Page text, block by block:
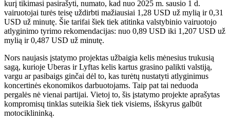
kurį tikimasi pasirašyti, numato, kad nuo 2025 m. sausio 1 d.
vairuotojai turės teisę uždirbti mažiausiai 1,28 USD už mylią ir 0,31
USD už minutę. Šie tarifai šiek tiek atitinka valstybinio vairuotojo
atlyginimo tyrimo rekomendacijas: nuo 0,89 USD iki 1,207 USD už
mylią ir 0,487 USD už minutę.
Nors naujasis įstatymo projektas užbaigia kelis mėnesius trukusią
sagą, kurioje Uberas ir Lyftas kelis kartus grasino palikti valstiją,
vargu ar pasibaigs ginčai dėl to, kas turėtų nustatyti atlyginimus
koncertinės ekonomikos darbuotojams. Taip pat tai neduoda
pergalės nė vienai partijai. Vietoj to, šis įstatymo projekte aprašytas
kompromisų tinklas suteikia šiek tiek visiems, išskyrus galbūt
motociklininką.